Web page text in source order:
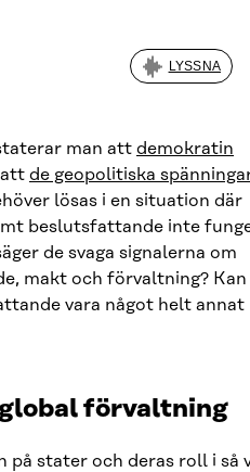
LYSSNA
man att demokratin
de geopolitiska
lösas i en situation där
beslutsfattande inte
de svaga signalerna om
makt och förvaltning? Kan
vara något helt annat
förvaltning
på stater och deras roll i så